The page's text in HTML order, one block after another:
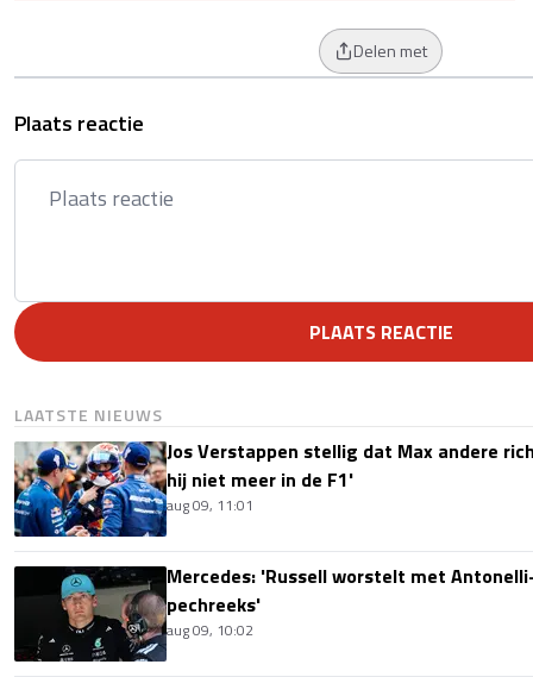
Delen met
Plaats reactie
PLAATS REACTIE
LAATSTE NIEUWS
Jos Verstappen stellig dat Max andere
hij niet meer in de F1'
aug 09, 11:01
Mercedes: 'Russell worstelt met
pechreeks'
aug 09, 10:02